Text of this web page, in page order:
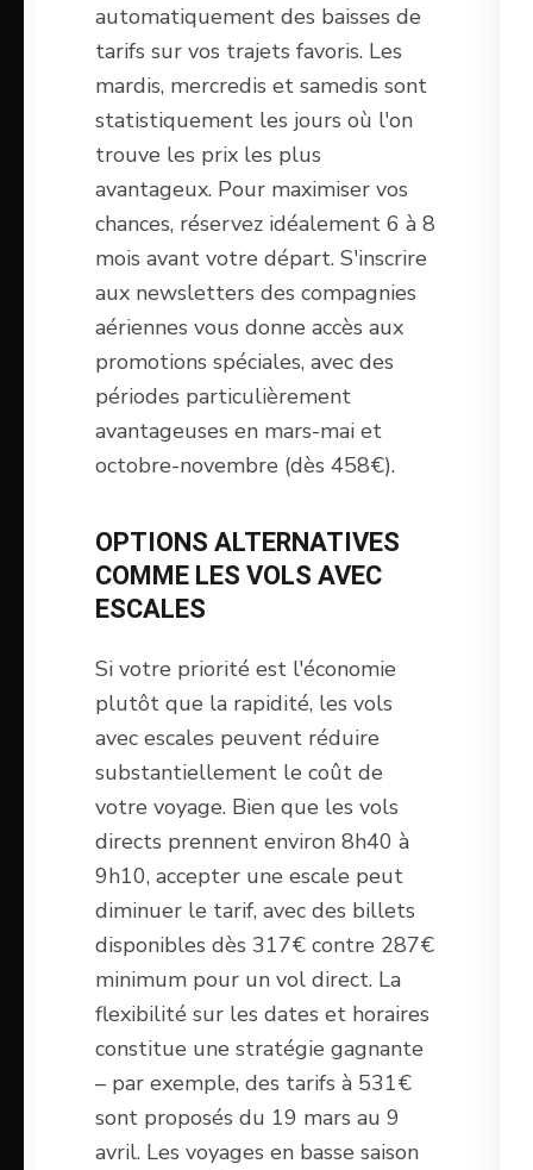
automatiquement des baisses de
tarifs sur vos trajets favoris. Les
mardis, mercredis et samedis sont
statistiquement les jours où l'on
trouve les prix les plus
avantageux. Pour maximiser vos
chances, réservez idéalement 6 à 8
mois avant votre départ. S'inscrire
aux newsletters des compagnies
aériennes vous donne accès aux
promotions spéciales, avec des
périodes particulièrement
avantageuses en mars-mai et
octobre-novembre (dès 458€).
OPTIONS ALTERNATIVES
COMME LES VOLS AVEC
ESCALES
Si votre priorité est l'économie
plutôt que la rapidité, les vols
avec escales peuvent réduire
substantiellement le coût de
votre voyage. Bien que les vols
directs prennent environ 8h40 à
9h10, accepter une escale peut
diminuer le tarif, avec des billets
disponibles dès 317€ contre 287€
minimum pour un vol direct. La
flexibilité sur les dates et horaires
constitue une stratégie gagnante
– par exemple, des tarifs à 531€
sont proposés du 19 mars au 9
avril. Les voyages en basse saison